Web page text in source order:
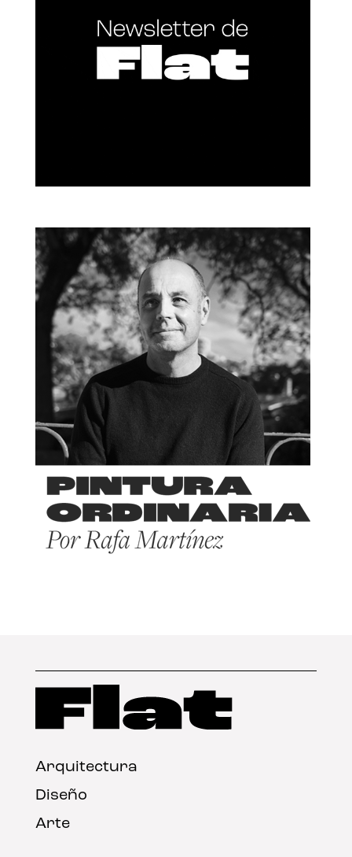
Arquitectura
Diseño
Arte